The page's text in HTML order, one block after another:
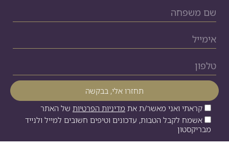
קראתי ואני מאשר/ת את מדיניות הפרטיות של האתר
אשמח לקבל הטבות, עדכונים וטיפים חשובים למייל ולנייד
מבריקסטון